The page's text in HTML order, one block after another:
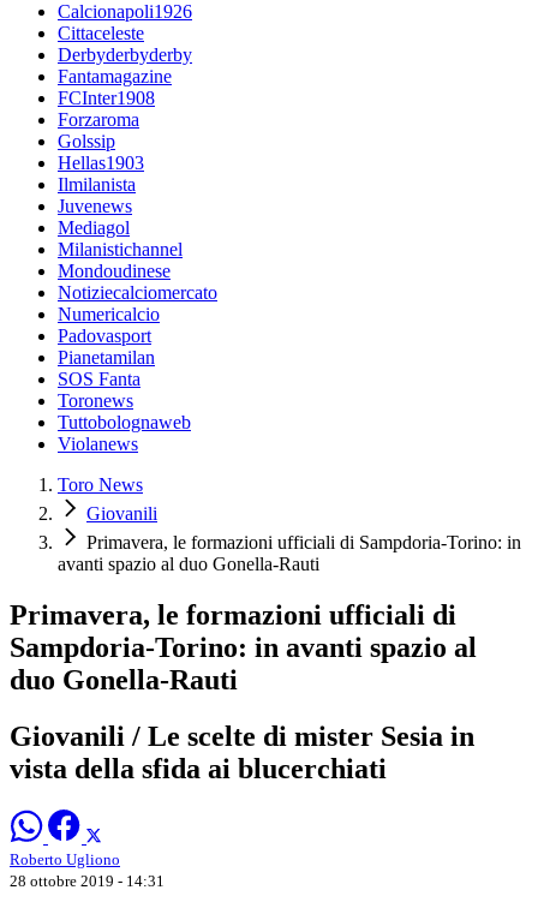
Calcionapoli1926
Cittaceleste
Derbyderbyderby
Fantamagazine
FCInter1908
Forzaroma
Golssip
Hellas1903
Ilmilanista
Juvenews
Mediagol
Milanistichannel
Mondoudinese
Notiziecalciomercato
Numericalcio
Padovasport
Pianetamilan
SOS Fanta
Toronews
Tuttobolognaweb
Violanews
Toro News
Giovanili
Primavera, le formazioni ufficiali di Sampdoria-Torino: in
avanti spazio al duo Gonella-Rauti
Primavera, le formazioni ufficiali di
Sampdoria-Torino: in avanti spazio al
duo Gonella-Rauti
Giovanili / Le scelte di mister Sesia in
vista della sfida ai blucerchiati
Roberto Ugliono
28 ottobre 2019 - 14:31